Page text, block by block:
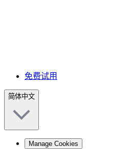
免费试用
简体中文
Manage Cookies